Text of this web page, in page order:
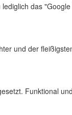
das
und der
Funktional